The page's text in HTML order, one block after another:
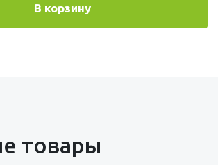
В корзину
товары